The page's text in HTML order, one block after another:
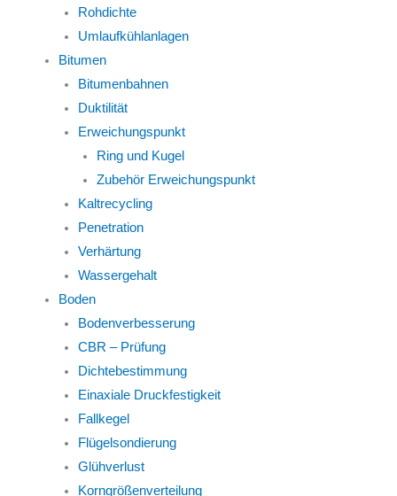
Rohdichte
Umlaufkühlanlagen
Bitumen
Bitumenbahnen
Duktilität
Erweichungspunkt
Ring und Kugel
Zubehör Erweichungspunkt
Kaltrecycling
Penetration
Verhärtung
Wassergehalt
Boden
Bodenverbesserung
CBR – Prüfung
Dichtebestimmung
Einaxiale Druckfestigkeit
Fallkegel
Flügelsondierung
Glühverlust
Korngrößenverteilung